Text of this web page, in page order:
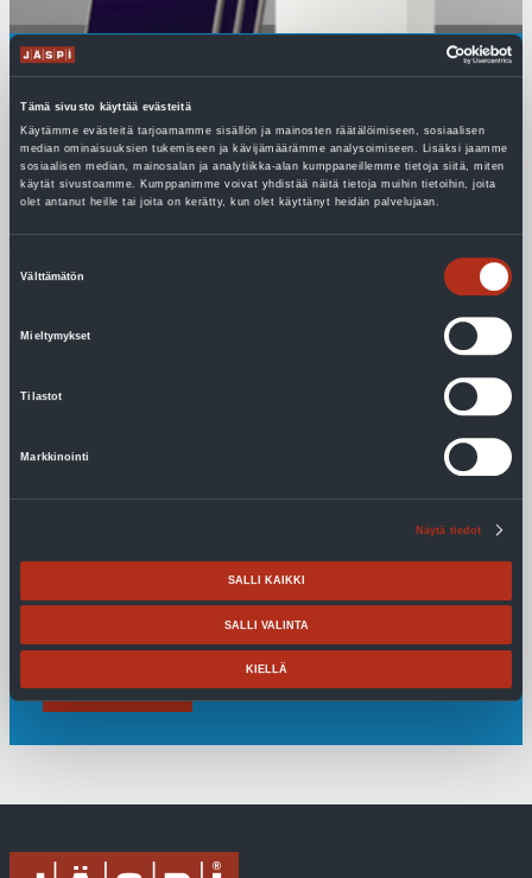
Tämä sivusto käyttää evästeitä
Käytämme evästeitä tarjoamamme sisällön ja mainosten räätälöimiseen, sosiaalisen
median ominaisuuksien tukemiseen ja kävijämäärämme analysoimiseen. Lisäksi jaamme
sosiaalisen median, mainosalan ja analytiikka-alan kumppaneillemme tietoja siitä, miten
käytät sivustoamme. Kumppanimme voivat yhdistää näitä tietoja muihin tietoihin, joita
olet antanut heille tai joita on kerätty, kun olet käyttänyt heidän palvelujaan.
Välttämätön
Mieltymykset
Tilastot
Markkinointi
Näytä tiedot
SALLI KAIKKI
SALLI VALINTA
KIELLÄ
Solar 300/500 l solar water heater
Jäspi Solar is a modular 300-500 liter solar water heater.
Read more
VLS RST 100-300 l water heater
in a horizontal position, eg under sauna benches.
Read more